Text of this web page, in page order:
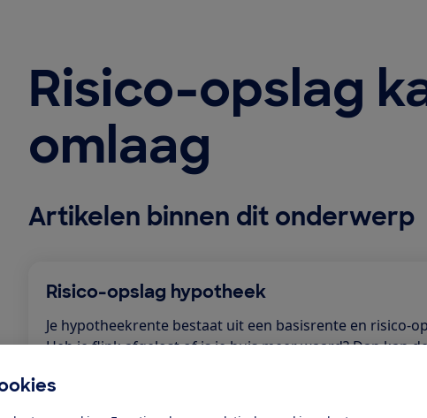
Risico-opslag
omlaag
Artikelen binnen dit onderwerp
Risico-opslag hypotheek
Je hypotheekrente bestaat uit een basisrente en risico-
Heb je flink afgelost of is je huis meer waard? Dan kan